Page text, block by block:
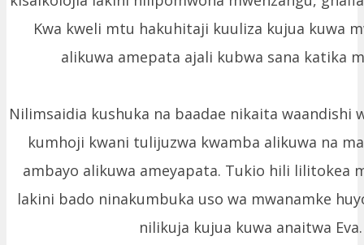
Kwa kweli mtu hakuhitaji kuuliza kujua kuwa
alikuwa amepata ajali kubwa sana katika
Nilimsaidia kushuka na baadae nikaita waandishi
kumhoji kwani tulijuzwa kwamba alikuwa na
ambayo alikuwa ameyapata. Tukio hili lilitokea
lakini bado ninakumbuka uso wa mwanamke
nilikuja kujua kuwa anaitwa Eva.